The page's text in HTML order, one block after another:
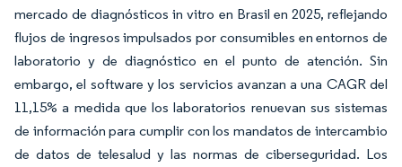
mercado de diagnósticos in vitro en Brasil en 2025, reflejando
flujos de ingresos impulsados por consumibles en entornos de
laboratorio y de diagnóstico en el punto de atención. Sin
embargo, el software y los servicios avanzan a una CAGR del
11,15% a medida que los laboratorios renuevan sus sistemas
de información para cumplir con los mandatos de intercambio
de datos de telesalud y las normas de ciberseguridad. Los